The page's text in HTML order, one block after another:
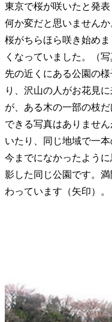
東京で桜が咲いたと発
何か変だと思いません
桜がちらほら咲き始め
くなっていました。（
先の近くにある公園の
り、沢山の人がお花見
が、ある木の一部の枝
できる写真はありませ
いたり、同じ地域で一
今までになかったよう
影した同じ公園です。
わっています（矢印）。